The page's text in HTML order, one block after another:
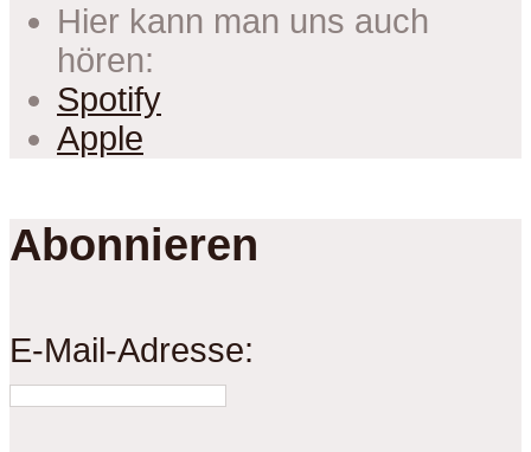
Hier kann man uns auch
hören:
Spotify
Apple
Abonnieren
E-Mail-Adresse: